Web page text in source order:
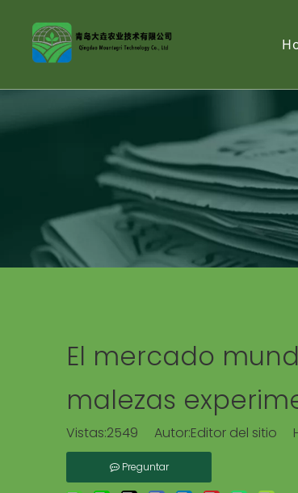
El mercado
malezas
Vistas:2549 Autor:Editor del sitio
Preguntar